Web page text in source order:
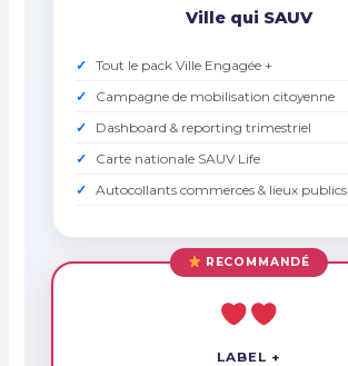
Ville qui SAUV
Tout le pack Ville Engagée +
Campagne de mobilisation citoyenne
Dashboard & reporting trimestriel
Carte nationale SAUV Life
Autocollants commerces & lieux publics
RECOMMANDÉ
LABEL +